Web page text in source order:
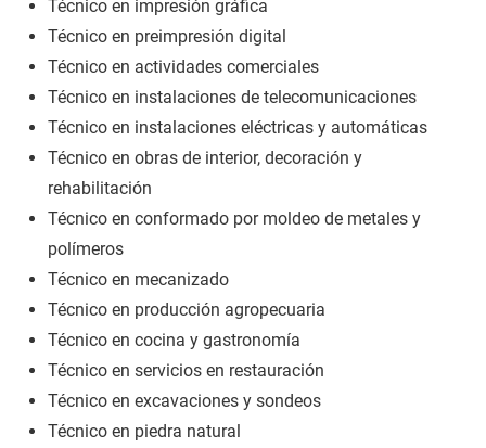
Técnico en impresión gráfica
Técnico en preimpresión digital
Técnico en actividades comerciales
Técnico en instalaciones de telecomunicaciones
Técnico en instalaciones eléctricas y automáticas
Técnico en obras de interior, decoración y
rehabilitación
Técnico en conformado por moldeo de metales y
polímeros
Técnico en mecanizado
Técnico en producción agropecuaria
Técnico en cocina y gastronomía
Técnico en servicios en restauración
Técnico en excavaciones y sondeos
Técnico en piedra natural